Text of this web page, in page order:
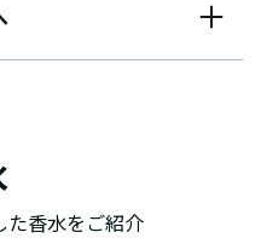
た香水をご紹介